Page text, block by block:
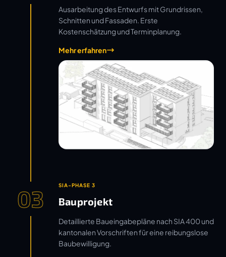
Ausarbeitung des Entwurfs mit Grundrissen,
Schnitten und Fassaden. Erste
Kostenschätzung und Terminplanung.
Mehr erfahren
03 SIA-PHASE 3
Bauprojekt
Detaillierte Baueingabepläne nach SIA 400 und
kantonalen Vorschriften für eine reibungslose
Baubewilligung.